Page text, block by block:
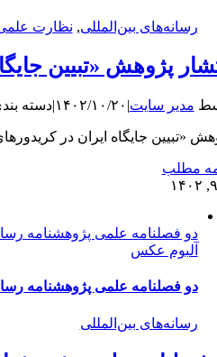
رسانه‌های بین‌المللی, نظارت
پژوهش «تبیین
مدیر سایت| ۱۴۰۲/۱۰/۲۰|دسته
«تبیین جایگاه ایران در
مطلب
۹
دو فصلنامه علمی پژوهشنامه
آلبوم عکس
دو فصلنامه علمی پژوهشنامه
رسانه‌های بین‌المللی